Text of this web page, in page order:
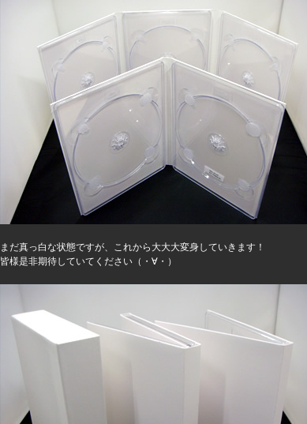
まだ真っ白な状態ですが、これから大大大変身していきます！
皆様是非期待していてください（・∀・）